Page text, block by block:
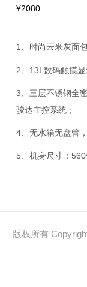
¥2080
1、时尚云米灰面
2、13L数
3、三层不锈钢全
骏达主控系统；
4、无水箱无盘
5、机身尺寸：
版权所有